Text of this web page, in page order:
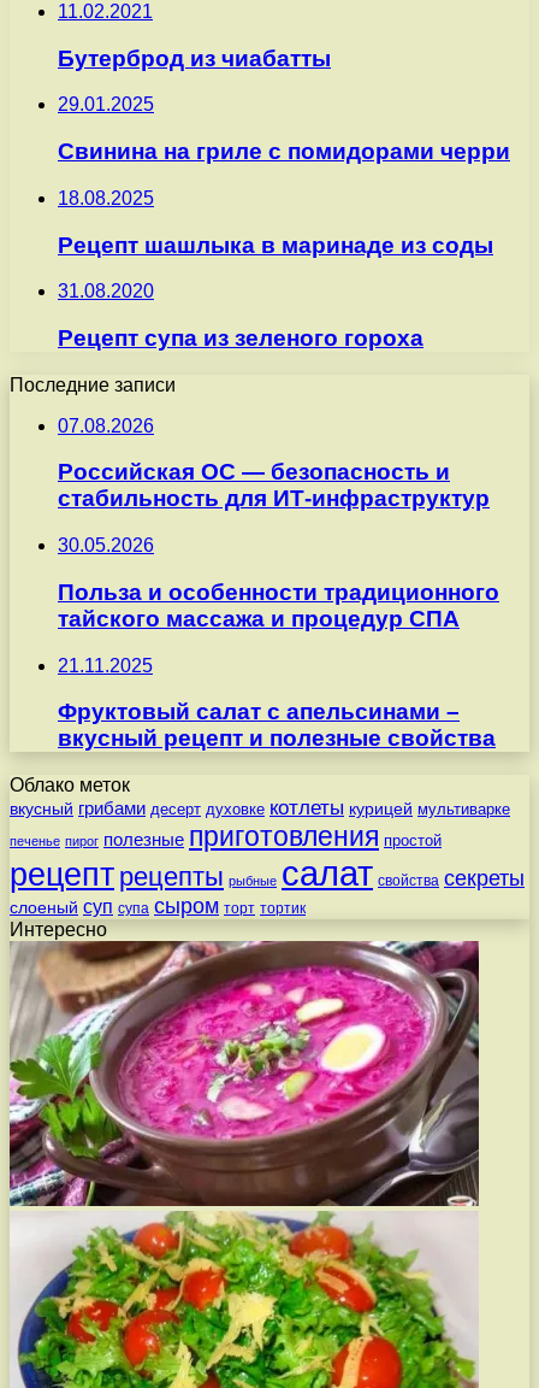
11.02.2021
Бутерброд из чиабатты
29.01.2025
Свинина на гриле с помидорами черри
18.08.2025
Рецепт шашлыка в маринаде из соды
31.08.2020
Рецепт супа из зеленого гороха
Последние записи
07.08.2026
Российская ОС — безопасность и
стабильность для ИТ-инфраструктур
30.05.2026
Польза и особенности традиционного
тайского массажа и процедур СПА
21.11.2025
Фруктовый салат с апельсинами –
вкусный рецепт и полезные свойства
Облако меток
вкусный грибами десерт духовке котлеты курицей мультиварке
печенье пирог полезные приготовления простой
рецепт рецепты рыбные салат свойства секреты
слоеный суп супа сыром торт тортик
Интересно